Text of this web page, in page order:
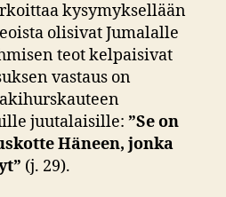
kysymyksellään
olisivat Jumalalle
teot kelpaisivat
vastaus on
juutalaisille: ”Se on
Häneen, jonka
(j. 29).